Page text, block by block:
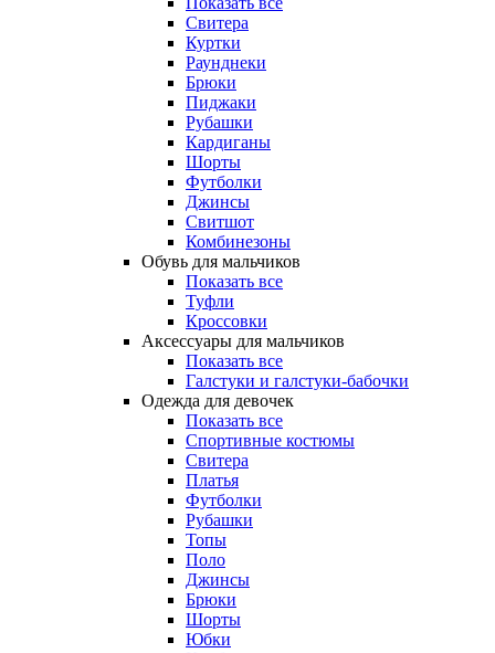
Свитера
Куртки
Раунднеки
Брюки
Пиджаки
Рубашки
Кардиганы
Шорты
Футболки
Джинсы
Свитшот
Комбинезоны
Обувь для мальчиков
Показать все
Туфли
Кроссовки
Аксессуары для мальчиков
Показать все
Галстуки и галстуки-бабочки
Одежда для девочек
Показать все
Спортивные костюмы
Свитера
Платья
Футболки
Рубашки
Топы
Поло
Джинсы
Брюки
Шорты
Юбки